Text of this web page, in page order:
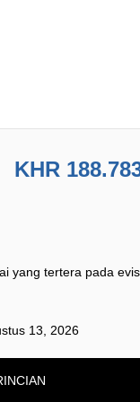
KHR
yang tertera pada
13, 2026